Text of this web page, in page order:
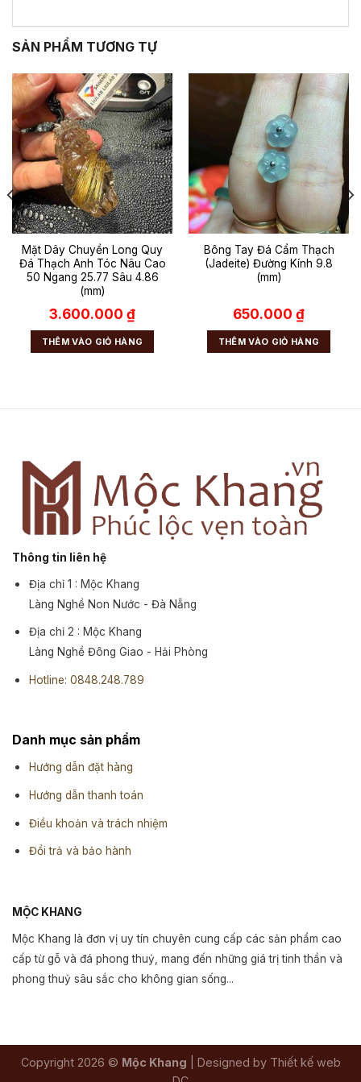
SẢN PHẨM TƯƠNG TỰ
Mặt Dây Chuyền Long Quy
Đá Thạch Anh Tóc Nâu Cao
50 Ngang 25.77 Sâu 4.86
(mm)
3.600.000 ₫
THÊM VÀO GIỎ HÀNG
Bông Tay Đá Cẩm Thạch
(Jadeite) Đường Kính 9.8
(mm)
650.000 ₫
THÊM VÀO GIỎ HÀNG
Thông tin liên hệ
Địa chỉ 1 : Mộc Khang
Làng Nghề Non Nước - Đà Nẵng
Địa chỉ 2 : Mộc Khang
Làng Nghề Đông Giao - Hải Phòng
Hotline: 0848.248.789
Danh mục sản phẩm
Hướng dẫn đặt hàng
Hướng dẫn thanh toán
Điều khoản và trách nhiệm
Đổi trả và bảo hành
MỘC KHANG
Mộc Khang là đơn vị uy tín chuyên cung cấp các sản phẩm cao
cấp từ gỗ và đá phong thuỷ, mang đến những giá trị tinh thần và
phong thuỷ sâu sắc cho không gian sống...
Copyright 2026 © Mộc Khang | Designed by Thiết kế web